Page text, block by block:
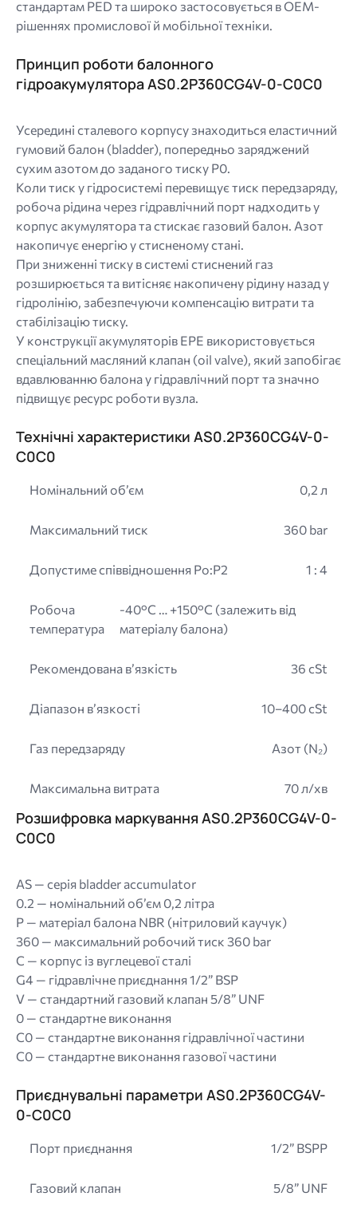
стандартам PED та широко застосовується в OEM-
рішеннях промислової й мобільної техніки.
Принцип роботи балонного
гідроакумулятора AS0.2P360CG4V-0-C0C0
Усередині сталевого корпусу знаходиться еластичний
гумовий балон (bladder), попередньо заряджений
сухим азотом до заданого тиску P0.
Коли тиск у гідросистемі перевищує тиск передзаряду,
робоча рідина через гідравлічний порт надходить у
корпус акумулятора та стискає газовий балон. Азот
накопичує енергію у стисненому стані.
При зниженні тиску в системі стиснений газ
розширюється та витісняє накопичену рідину назад у
гідролінію, забезпечуючи компенсацію витрати та
стабілізацію тиску.
У конструкції акумуляторів EPE використовується
спеціальний масляний клапан (oil valve), який запобігає
вдавлюванню балона у гідравлічний порт та значно
підвищує ресурс роботи вузла.
Технічні характеристики AS0.2P360CG4V-0-
C0C0
Номінальний об’єм 0,2 л
Максимальний тиск 360 bar
Допустиме співвідношення Po:P2 1 : 4
Робоча
температура
-40°C … +150°C (залежить від
матеріалу балона)
Рекомендована в’язкість 36 cSt
Діапазон в’язкості 10–400 cSt
Газ передзаряду Азот (N₂)
Максимальна витрата 70 л/хв
Розшифровка маркування AS0.2P360CG4V-0-
C0C0
AS — серія bladder accumulator
0.2 — номінальний об’єм 0,2 літра
P — матеріал балона NBR (нітриловий каучук)
360 — максимальний робочий тиск 360 bar
C — корпус із вуглецевої сталі
G4 — гідравлічне приєднання 1/2” BSP
V — стандартний газовий клапан 5/8” UNF
0 — стандартне виконання
C0 — стандартне виконання гідравлічної частини
C0 — стандартне виконання газової частини
Приєднувальні параметри AS0.2P360CG4V-
0-C0C0
Порт приєднання 1/2” BSPP
Газовий клапан 5/8” UNF